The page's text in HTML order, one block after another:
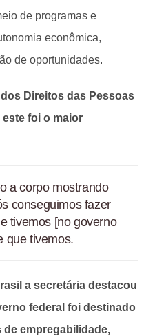
de programas e
econômica,
de oportunidades.
Direitos das Pessoas
este foi o maior
a corpo mostrando
conseguimos fazer
tivemos [no governo
que tivemos.
a secretária destacou
federal foi destinado
empregabilidade,